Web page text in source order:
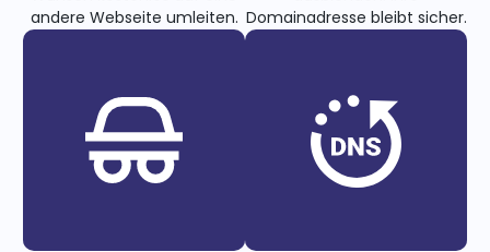
andere Webseite umleiten. Domainadresse bleibt sicher.